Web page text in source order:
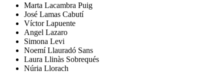
Marta Lacambra Puig
José Lamas Cabutí
Víctor Lapuente
Angel Lazaro
Simona Levi
Noemí Llauradó Sans
Laura Llinàs Sobrequés
Núria Llorach